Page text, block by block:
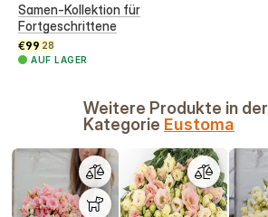
Samen-Kollektion für
Fortgeschrittene
€99 28
AUF LAGER
Weitere Produkte in der
Kategorie Eustoma